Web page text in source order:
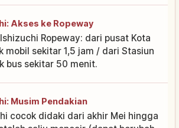
Akses ke Ropeway
Ropeway: dari pusat Kota
mobil sekitar 1,5 jam / dari Stasiun
bus sekitar 50 menit.
Musim Pendakian
cocok didaki dari akhir Mei hingga